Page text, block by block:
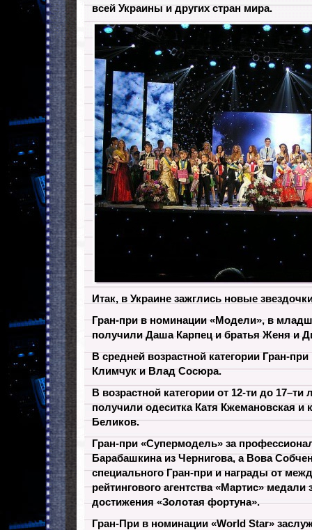
всей Украины и других стран мира.
Итак, в Украине зажглись новые
Гран-при в номинации «Модели», в
получили Даша Карпец и братья Женя и
В средней возрастной категории Гран-
Климчук и Влад Сосюра.
В возрастной категории от 12-ти до
получили одеситка Катя Кжемановская и
Беликов.
Гран-при «Супермодель» за
Барабашкина из Чернигова, а Вова
специального Гран-при и награды от
рейтингового агентства «Мартис» медали
достижения «Золотая фортуна».
Гран-При в номинации «World Star»